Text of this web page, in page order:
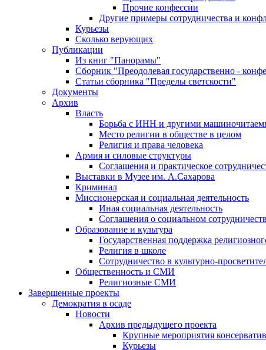
Прочие конфессии
Другие примеры сотрудничества и
Курьезы
Сколько верующих
Публикации
Из книг "Панорамы"
Сборник "Преодолевая государственно -
Статьи сборника "Пределы светскости"
Документы
Архив
Власть
Борьба с ИНН и другими
Место религии в обществе в целом
Религия и права человека
Армия и силовые структуры
Соглашения и практическое
Выставки в Музее им. А.Сахарова
Криминал
Миссионерская и социальная деятельность
Иная социальная деятельность
Соглашения о социальном
Образование и культура
Государственная поддержка
Религия в школе
Сотрудничество в культурно-
Общественность и СМИ
Религиозные СМИ
Завершенные проекты
Демократия в осаде
Новости
Архив предыдущего проекта
Крупные мероприятия
Курьезы